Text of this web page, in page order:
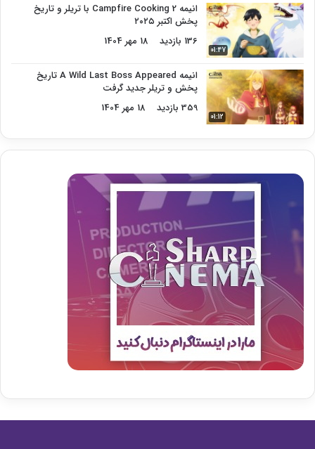
01:47
انیمه Campfire Cooking 2 با تریلر و تاریخ
پخش اکتبر ۲۰۲۵
136 بازدید
18 مهر 1404
01:12
انیمه A Wild Last Boss Appeared تاریخ
پخش و تریلر جدید گرفت
359 بازدید
18 مهر 1404